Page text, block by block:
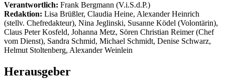
Verantwortlich: Frank Bergmann (V.i.S.d.P.)
Redaktion: Lisa Brüßler, Claudia Heine, Alexander Heinrich
(stellv. Chefredakteur), Nina Jeglinski, Susanne Ködel (Volontärin),
Claus Peter Kosfeld, Johanna Metz, Sören Christian Reimer (Chef
vom Dienst), Sandra Schmid, Michael Schmidt, Denise Schwarz,
Helmut Stoltenberg, Alexander Weinlein
Herausgeber